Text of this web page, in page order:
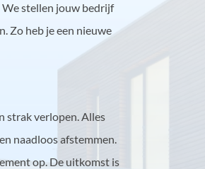
stellen jouw bedrijf
Zo heb je een nieuwe
strak verlopen. Alles
naadloos afstemmen.
op. De uitkomst is